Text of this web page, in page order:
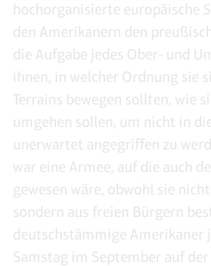
hochorganisierte europäische
den Amerikanern den
die Aufgabe jedes Ober- und
ihnen, in welcher Ordnung sie
Terrains bewegen sollten, wie
umgehen sollen, um nicht in
unerwartet angegriffen zu
war eine Armee, auf die auch
gewesen wäre, obwohl sie
sondern aus freien Bürgern
deutschstämmige Amerikaner
Samstag im September auf